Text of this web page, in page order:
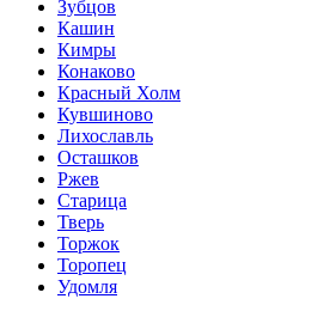
Зубцов
Кашин
Кимры
Конаково
Красный Холм
Кувшиново
Лихославль
Осташков
Ржев
Старица
Тверь
Торжок
Торопец
Удомля